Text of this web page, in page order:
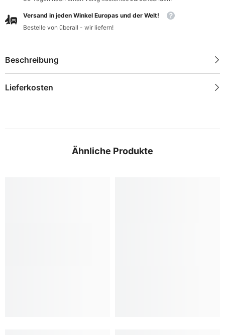
Versand in jeden Winkel Europas und der Welt!
Bestelle von überall - wir liefern!
Beschreibung
Lieferkosten
Ähnliche Produkte